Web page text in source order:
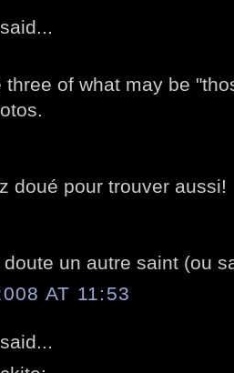
said...
three of what may be
doué pour trouver aussi!
un autre saint (ou
AT 11:53
said...